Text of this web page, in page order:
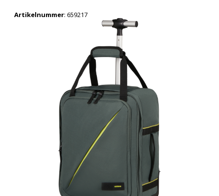
Artikelnummer: 659217